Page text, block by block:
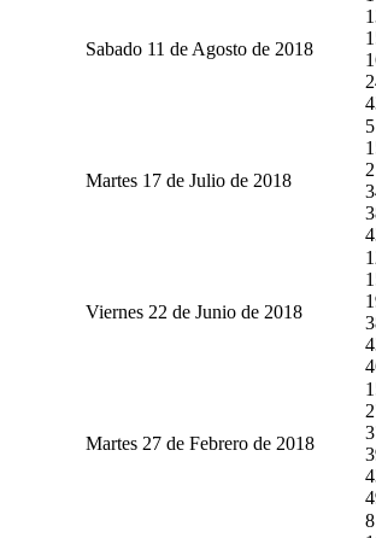
Sabado 11 de Agosto de 2018
Martes 17 de Julio de 2018
5
Viernes 22 de Junio de 2018
Martes 27 de Febrero de 2018
8